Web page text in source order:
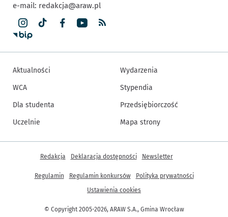
e-mail: redakcja@araw.pl
Aktualności
WCA
Dla studenta
Uczelnie
Wydarzenia
Stypendia
Przedsiębiorczość
Mapa strony
© Copyright 2005-2026, ARAW S.A., Gmina Wrocław
Inne informacje
Redakcja Deklaracja dostępności Newsletter
Regulamin Regulamin konkursów
Polityka prywatności
Ustawienia cookies